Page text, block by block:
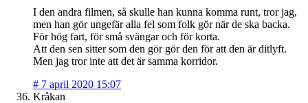
I den andra filmen, så skulle han kunna komma runt, tror jag,
men han gör ungefär alla fel som folk gör när de ska backa.
För hög fart, för små svängar och för korta.
Att den sen sitter som den gör gör den för att den är ditlyft.
Men jag tror inte att det är samma korridor.
# 7 april 2020 15:07
Kråkan